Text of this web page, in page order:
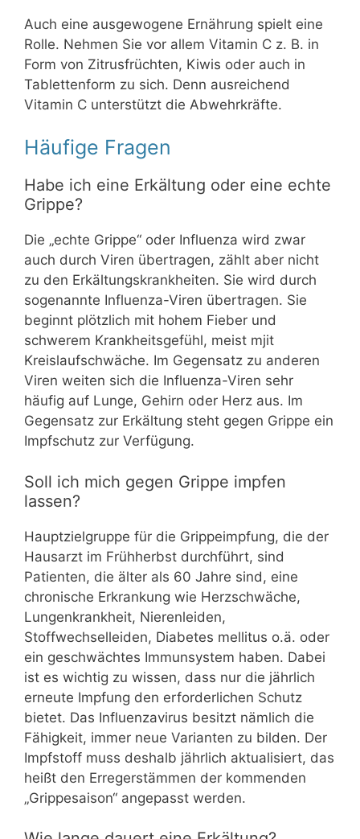
Auch eine ausgewogene Ernährung spielt eine
Rolle. Nehmen Sie vor allem Vitamin C z. B. in
Form von Zitrusfrüchten, Kiwis oder auch in
Tablettenform zu sich. Denn ausreichend
Vitamin C unterstützt die Abwehrkräfte.
Häufige Fragen
Habe ich eine Erkältung oder eine echte
Grippe?
Die „echte Grippe“ oder Influenza wird zwar
auch durch Viren übertragen, zählt aber nicht
zu den Erkältungskrankheiten. Sie wird durch
sogenannte Influenza-Viren übertragen. Sie
beginnt plötzlich mit hohem Fieber und
schwerem Krankheitsgefühl, meist mjit
Kreislaufschwäche. Im Gegensatz zu anderen
Viren weiten sich die Influenza-Viren sehr
häufig auf Lunge, Gehirn oder Herz aus. Im
Gegensatz zur Erkältung steht gegen Grippe ein
Impfschutz zur Verfügung.
Soll ich mich gegen Grippe impfen
lassen?
Hauptzielgruppe für die Grippeimpfung, die der
Hausarzt im Frühherbst durchführt, sind
Patienten, die älter als 60 Jahre sind, eine
chronische Erkrankung wie Herzschwäche,
Lungenkrankheit, Nierenleiden,
Stoffwechselleiden, Diabetes mellitus o.ä. oder
ein geschwächtes Immunsystem haben. Dabei
ist es wichtig zu wissen, dass nur die jährlich
erneute Impfung den erforderlichen Schutz
bietet. Das Influenzavirus besitzt nämlich die
Fähigkeit, immer neue Varianten zu bilden. Der
Impfstoff muss deshalb jährlich aktualisiert, das
heißt den Erregerstämmen der kommenden
„Grippesaison“ angepasst werden.